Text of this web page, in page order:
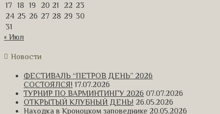
17
18 19 20 21 22 23
24 25 26 27 28 29 30
31
« Июл
Новости
ФЕСТИВАЛЬ “ПЕТРОВ ДЕНЬ” 2026
СОСТОЯЛСЯ! 17.07.2026
ТУРНИР ПО ВАРМИНТИНГУ 2026 07.07.2026
ОТКРЫТЫЙ КЛУБНЫЙ ДЕНЬ! 26.05.2026
Находка в Кроноцком заповеднике 20.05.2026